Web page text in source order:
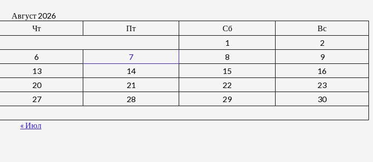
Август 2026
Чт Пт Сб
Вс
1
2
6 7 8
9
13 14 15
16
20 21 22
23
27 28 29
30
« Июл